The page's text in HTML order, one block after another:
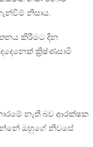
නිසාය.
කිරීමට දින
ක්‍රිෂ්ණසාමි
නැති බව ආරක්ෂක
ඔහුගේ නිවසේ